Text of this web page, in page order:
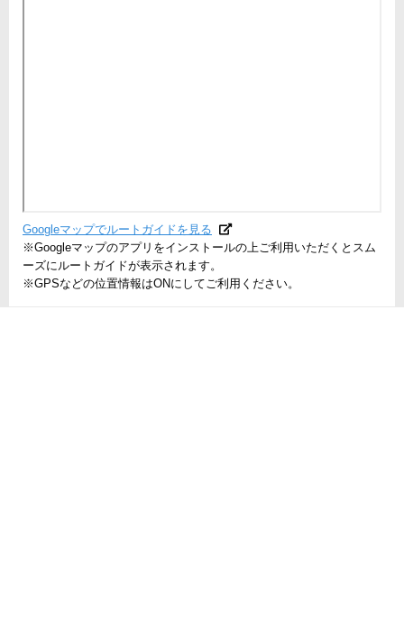
Googleマップでルートガイドを見る
※Googleマップのアプリをインストールの上ご利用いただくとスム
ーズにルートガイドが表示されます。
※GPSなどの位置情報はONにしてご利用ください。